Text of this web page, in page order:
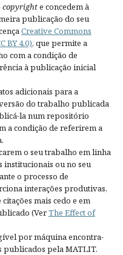
copyrighte concedem à
publicação do seu
Creative Commons
BY 4.0), que permite a
com a condição de
à publicação inicial
adicionais para a
do trabalho publicada
la num repositório
a condição de referirem a
o seu trabalho em linha
ou no seu
o processo de
interações produtivas,
mais cedo e em
(VerThe Effect of
por máquina encontra-
publicados pela MATLIT.